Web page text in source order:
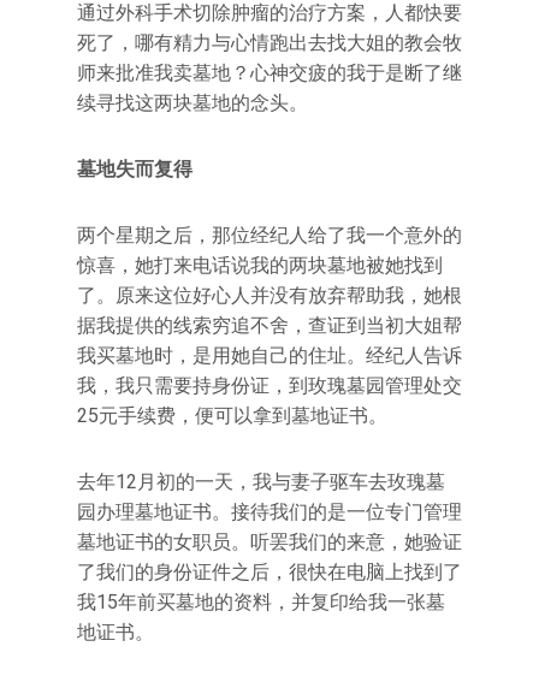
通过外科手术切除肿瘤的治疗方案，人都快要
死了，哪有精力与心情跑出去找大姐的教会牧
师来批准我卖墓地？心神交疲的我于是断了继
续寻找这两块墓地的念头。
墓地失而复得
两个星期之后，那位经纪人给了我一个意外的
惊喜，她打来电话说我的两块墓地被她找到
了。原来这位好心人并没有放弃帮助我，她根
据我提供的线索穷追不舍，查证到当初大姐帮
我买墓地时，是用她自己的住址。经纪人告诉
我，我只需要持身份证，到玫瑰墓园管理处交
25元手续费，便可以拿到墓地证书。
去年12月初的一天，我与妻子驱车去玫瑰墓
园办理墓地证书。接待我们的是一位专门管理
墓地证书的女职员。听罢我们的来意，她验证
了我们的身份证件之后，很快在电脑上找到了
我15年前买墓地的资料，并复印给我一张墓
地证书。